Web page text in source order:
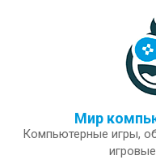
Мир
Компьютерные игры,